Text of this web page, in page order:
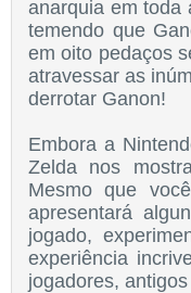
anarquia em toda
temendo que
em oito pedaços
atravessar as
derrotar Ganon!
Embora a
Zelda nos
Mesmo que
apresentará
jogado,
experiência
jogadores,